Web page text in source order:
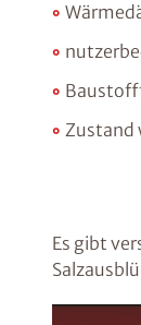
Zustand
Es gibt